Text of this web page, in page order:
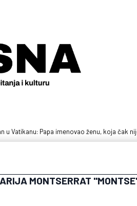
u Vatikanu: Papa imenovao ženu, koja čak
MONTSERRAT